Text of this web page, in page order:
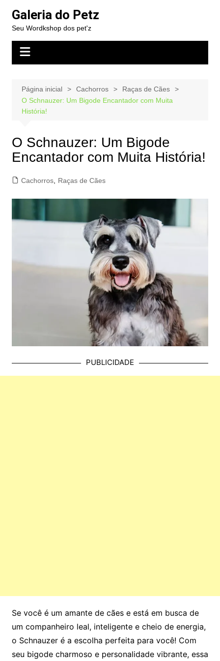
para
conteúdo
Galeria do Petz
Seu Wordkshop dos pet'z
Página inicial Cachorros
Raças de Cães
O Schnauzer: Um Bigode Encantador com Muita
História!
O Schnauzer: Um Bigode
Encantador com Muita História!
Cachorros, Raças de Cães
PUBLICIDADE
Se você é um amante de cães e está em busca de
um companheiro leal, inteligente e cheio de energia,
o Schnauzer é a escolha perfeita para você! Com
seu bigode charmoso e personalidade vibrante, essa